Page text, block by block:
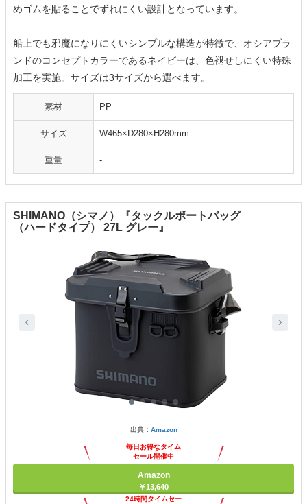
めゴムを貼ることでずれにくい設計となっています。
船上でも邪魔になりにくいシンプルな構造が特徴で、オシアブラ
ンドのコンセプトカラーであるネイビーは、色褪せしにくい特殊
加工を実施。サイズは3サイズから選べます。
素材 PP
サイズ W465×D280×H280mm
重量 -
SHIMANO（シマノ）『タックルボートバッグ
（ハードタイプ） 27L グレー』
出典： Amazon
毎日お得なタイム
セール開催中
Amazon
￥13,640
24時間タイムセー